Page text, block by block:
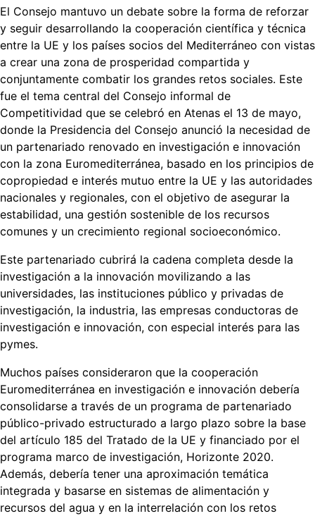
El Consejo mantuvo un debate sobre la forma de reforzar
y seguir desarrollando la cooperación científica y técnica
entre la UE y los países socios del Mediterráneo con vistas
a crear una zona de prosperidad compartida y
conjuntamente combatir los grandes retos sociales. Este
fue el tema central del Consejo informal de
Competitividad que se celebró en Atenas el 13 de mayo,
donde la Presidencia del Consejo anunció la necesidad de
un partenariado renovado en investigación e innovación
con la zona Euromediterránea, basado en los principios de
copropiedad e interés mutuo entre la UE y las autoridades
nacionales y regionales, con el objetivo de asegurar la
estabilidad, una gestión sostenible de los recursos
comunes y un crecimiento regional socioeconómico.
Este partenariado cubrirá la cadena completa desde la
investigación a la innovación movilizando a las
universidades, las instituciones público y privadas de
investigación, la industria, las empresas conductoras de
investigación e innovación, con especial interés para las
pymes.
Muchos países consideraron que la cooperación
Euromediterránea en investigación e innovación debería
consolidarse a través de un programa de partenariado
público-privado estructurado a largo plazo sobre la base
del artículo 185 del Tratado de la UE y financiado por el
programa marco de investigación, Horizonte 2020.
Además, debería tener una aproximación temática
integrada y basarse en sistemas de alimentación y
recursos del agua y en la interrelación con los retos